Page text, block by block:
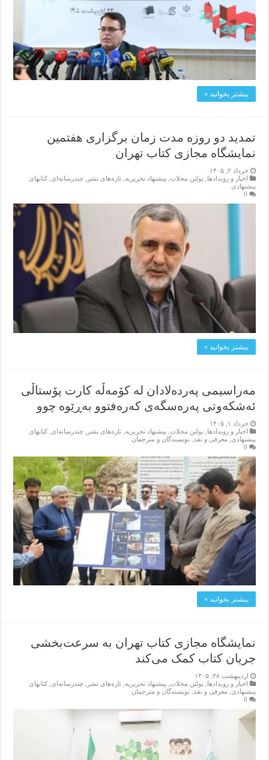
بیشتر بخوانید »
تمدید دو روزه مدت زمان برگزاری هفتمین
نمایشگاه مجازی کتاب تهران
خرداد ۲, ۱۴۰۵
اخبار و رویدادها
بولتن مجلات پیشنهاد تحریریه ,تازەهای نشر چندرسانه‌ای ,کتابهای
پیشنهادی
0
بیشتر بخوانید »
مەراسیمی پەردەلادان لە کۆمەڵە کارت پۆستاڵی
ئەشکەوتی پەرەسگەی کەرەفتوو بەڕێوە چوو
خرداد ۱, ۱۴۰۵
اخبار و رویدادها
بولتن مجلات پیشنهاد تحریریه ,تازەهای نشر چندرسانه‌ای ,کتابهای
پیشنهادی
معرفی و نقد
نویسندگان و مترجمان
0
بیشتر بخوانید »
نمایشگاه مجازی کتاب تهران به سرعت‌بخشی
جریان کتاب کمک می‌کند
اردیبهشت ۲۸, ۱۴۰۵
اخبار و رویدادها, بولتن مجلات, پیشنهاد تحریریه,تازەهای نشر , چندرسانه‌ای,کتابهای
پیشنهادی, معرفی و نقد, نویسندگان و مترجمان
0